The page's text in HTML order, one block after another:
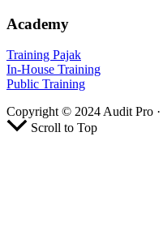
Academy
Training Pajak
In-House Training
Public Training
Copyright © 2024 Audit Pro
Scroll to Top